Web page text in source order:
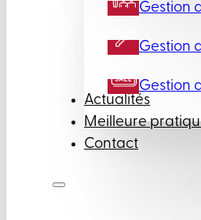
Gestion
Gestion
Gestion
Actualités
Meilleure
Contact